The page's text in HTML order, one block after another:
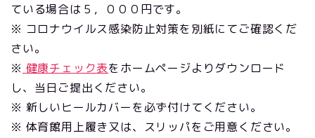
ている場合は５，０００円です。
※ コロナウイルス感染防止対策を別紙にてご確認くだ
さい。
※ 健康チェック表をホームページよりダウンロード
し、当日ご提出ください。
※ 新しいヒールカバーを必ず付けてください。
※ 体育館用上履き又は、スリッパをご用意ください。